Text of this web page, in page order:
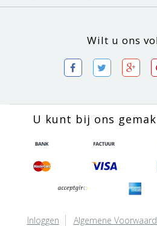
Wilt u ons
U kunt bij ons
Inloggen Algemene